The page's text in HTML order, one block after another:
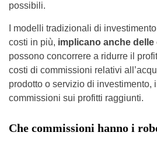
possibili.
I modelli tradizionali di
costi in più, implicano anche
possono concorrere a ridurre il
costi di commissioni relativi
prodotto o servizio di investimento,
commissioni sui profitti raggiunti.
Che commissioni hanno i